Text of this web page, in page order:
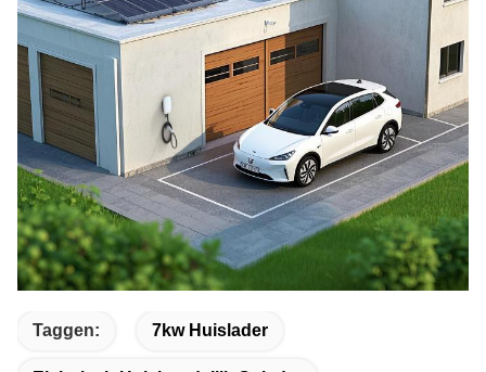
Taggen: 7kw Huislader